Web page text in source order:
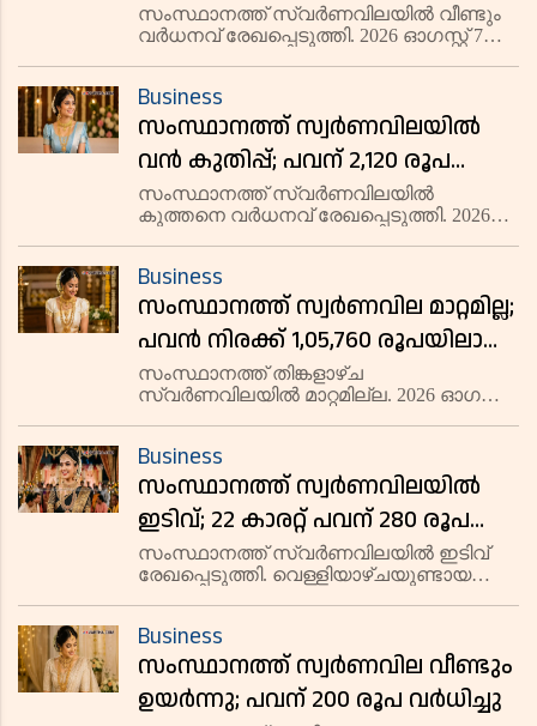
സംസ്ഥാനത്ത് സ്വർണവിലയിൽ വീണ്ടും
വർധനവ് രേഖപ്പെടുത്തി. 2026 ഓഗസ്റ്റ് 7
പവന് 120 രൂപ കൂടി 1,09,920 രൂപയിലുമാണ്
വ്യാപാരം പുരോഗമിക്
Business
സംസ്ഥാനത്ത് സ്വര്‍ണവിലയില്‍
വന്‍ കുതിപ്പ്; പവന് 2,120 രൂപ
വര്‍ധിച്ചു
സംസ്ഥാനത്ത് സ്വർണവിലയിൽ
കുത്തനെ വർധനവ് രേഖപ്പെടുത്തി. 2026
13,725 രൂപയിലും പവന് 2,120 രൂപ കൂടി
1,09,800 രൂപയിലുമാണ് വ്യാപാരം
പുരോഗമിക
Business
സംസ്ഥാനത്ത് സ്വര്‍ണവില മാറ്റമില്ല;
പവന്‍ നിരക്ക് 1,05,760 രൂപയിലാണ്
വ്യാപാരം
സംസ്ഥാനത്ത് തിങ്കളാഴ്ച
സ്വർണവിലയിൽ മാറ്റമില്ല. 2026 ഓഗസ്റ്റ്
രൂപയിലുമാണ് വ്യാപാരം നടക്കുന്നത്. 18,
14, 9 കാരറ്റ് സ്വർണനിരക്ക
Business
സംസ്ഥാനത്ത് സ്വർണവിലയിൽ
ഇടിവ്; 22 കാരറ്റ് പവന് 280 രൂപ
കുറഞ്ഞ് 1,05,760 രൂപയായി,
വെള്ളി നിരക്കിൽ മാറ്റമില്ല
സംസ്ഥാനത്ത് സ്വർണവിലയിൽ ഇടിവ്
രേഖപ്പെടുത്തി. വെള്ളിയാഴ്ചയുണ്ടായ
പോയി. 22 കാരറ്റ് സ്വർണത്തിന് ഗ്രാമിന്
35 രൂപ കുറഞ്ഞ് 13,220 രൂപയും
Business
സംസ്ഥാനത്ത് സ്വര്‍ണവില വീണ്ടും
ഉയർന്നു; പവന് 200 രൂപ വർധിച്ചു